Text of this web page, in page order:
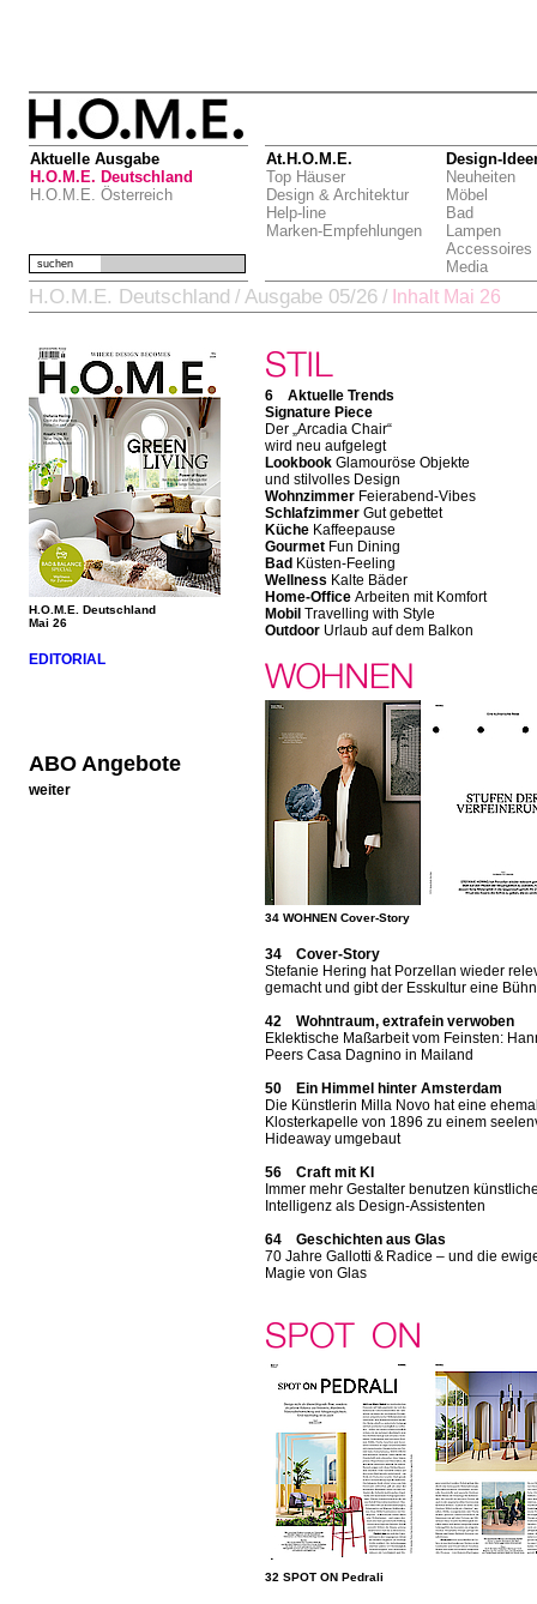
Aktuelle Ausgabe
H.O.M.E. Deutschland
H.O.M.E. Österreich
At.H.O.M.E.
Top Häuser
Design & Architektur
Help-line
Marken-Empfehlungen
Design-
Neuheiten
Möbel
Bad
Lampen
Accessoires
Media
suchen
H.O.M.E. Deutschland / Ausgabe 05/26 / Inhalt Mai 26
H.O.M.E. Deutschland
Mai 26
EDITORIAL
ABO Angebote
weiter
6 Aktuelle Trends
Signature Piece
Der „Arcadia Chair“
wird neu aufgelegt
Lookbook Glamouröse Objekte
und stilvolles Design
Wohnzimmer Feierabend-Vibes
Schlafzimmer Gut gebettet
Küche Kaffeepause
Gourmet Fun Dining
Bad Küsten-Feeling
Wellness Kalte Bäder
Home-Office Arbeiten mit Komfort
Mobil Travelling with Style
Outdoor Urlaub auf dem Balkon
34 WOHNEN Cover-Story
34 Cover-Story
Stefanie Hering hat Porzellan wieder
gemacht und gibt der Esskultur eine
42 Wohntraum, extrafein verwoben
Eklektische Maßarbeit vom Feinsten:
Peers Casa Dagnino in Mailand
50 Ein Himmel hinter Amsterdam
Die Künstlerin Milla Novo hat eine
Klosterkapelle von 1896 zu einem
Hideaway umgebaut
56 Craft mit KI
Immer mehr Gestalter benutzen
Intelligenz als Design-Assistenten
64 Geschichten aus Glas
70 Jahre Gallotti & Radice – und die
Magie von Glas
32 SPOT ON Pedrali